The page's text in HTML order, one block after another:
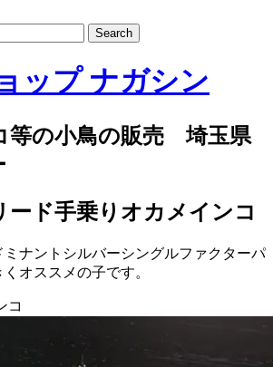
ップ ナガシン
等の小鳥の販売 埼玉県
ード手乗りオカメインコ
ナントシルバーシングルファクターパ
オススメの子です。
コ